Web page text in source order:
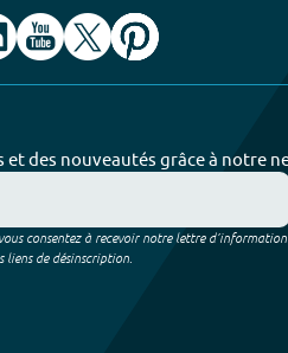
et des nouveautés grâce à notre
consentez à recevoir notre lettre
de désinscription.